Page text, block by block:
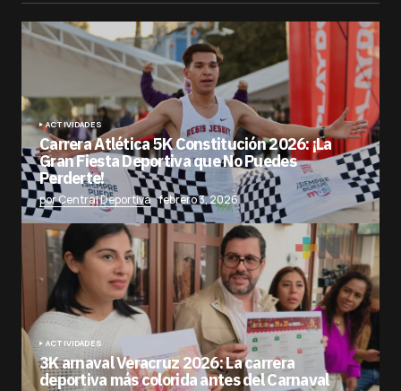
ACTIVIDADES
Carrera Atlética 5K Constitución 2026: ¡La
Gran Fiesta Deportiva que No Puedes
Perderte!
por Central Deportiva febrero 3, 2026
ACTIVIDADES
3K arnaval Veracruz 2026: La carrera
deportiva más colorida antes del Carnaval